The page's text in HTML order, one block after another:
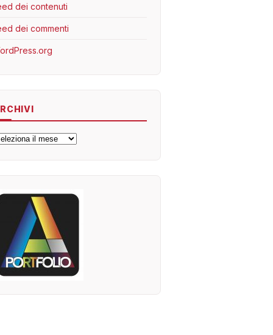
dei contenuti
dei commenti